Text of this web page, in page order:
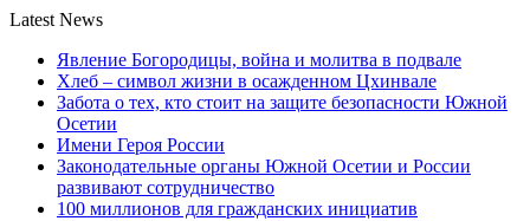
Latest News
Явление Богородицы, война и молитва в подвале
Хлеб – символ жизни в осажденном Цхинвале
Забота о тех, кто стоит на защите безопасности Южной
Осетии
Имени Героя России
Законодательные органы Южной Осетии и России
развивают сотрудничество
100 миллионов для гражданских инициатив